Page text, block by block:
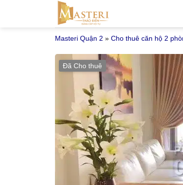
Masteri Quận 2 » Cho thuê căn hộ 2
Đã Cho thuê